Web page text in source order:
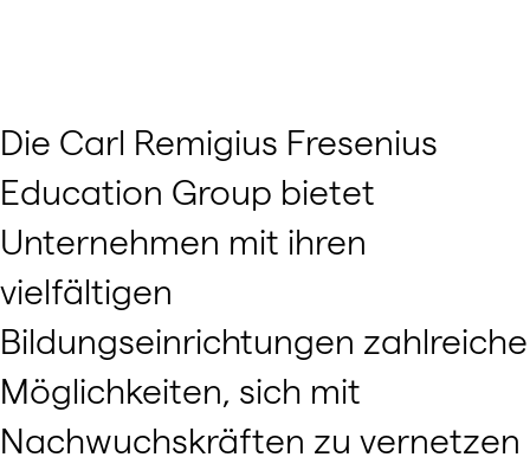
Die Carl Remigius Fresenius
Education Group bietet
Unternehmen mit ihren
vielfältigen
Bildungseinrichtungen zahlreiche
Möglichkeiten, sich mit
Nachwuchskräften zu vernetzen